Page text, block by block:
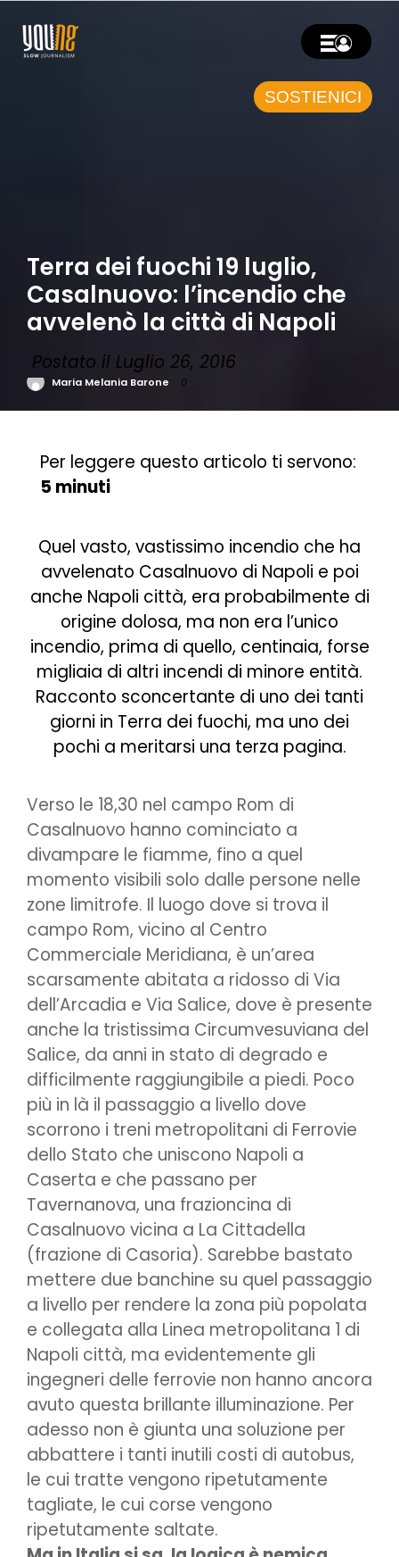
SOSTIENICI
Terra dei fuochi 19 luglio,
Casalnuovo: l’incendio che
avvelenò la città di Napoli
Postato il Luglio 26, 2016
Maria Melania Barone 0
Per leggere questo articolo ti servono:
5 minuti
Quel vasto, vastissimo incendio che ha
avvelenato Casalnuovo di Napoli e poi
anche Napoli città, era probabilmente di
origine dolosa, ma non era l’unico
incendio, prima di quello, centinaia, forse
migliaia di altri incendi di minore entità.
Racconto sconcertante di uno dei tanti
giorni in Terra dei fuochi, ma uno dei
pochi a meritarsi una terza pagina.
Verso le 18,30 nel campo Rom di
Casalnuovo hanno cominciato a
divampare le fiamme, fino a quel
momento visibili solo dalle persone nelle
zone limitrofe. Il luogo dove si trova il
campo Rom, vicino al Centro
Commerciale Meridiana, è un’area
scarsamente abitata a ridosso di Via
dell’Arcadia e Via Salice, dove è presente
anche la tristissima Circumvesuviana del
Salice, da anni in stato di degrado e
difficilmente raggiungibile a piedi. Poco
più in là il passaggio a livello dove
scorrono i treni metropolitani di Ferrovie
dello Stato che uniscono Napoli a
Caserta e che passano per
Tavernanova, una frazioncina di
Casalnuovo vicina a La Cittadella
(frazione di Casoria). Sarebbe bastato
mettere due banchine su quel passaggio
a livello per rendere la zona più popolata
e collegata alla Linea metropolitana 1 di
Napoli città, ma evidentemente gli
ingegneri delle ferrovie non hanno ancora
avuto questa brillante illuminazione. Per
adesso non è giunta una soluzione per
abbattere i tanti inutili costi di autobus,
le cui tratte vengono ripetutamente
tagliate, le cui corse vengono
ripetutamente saltate.